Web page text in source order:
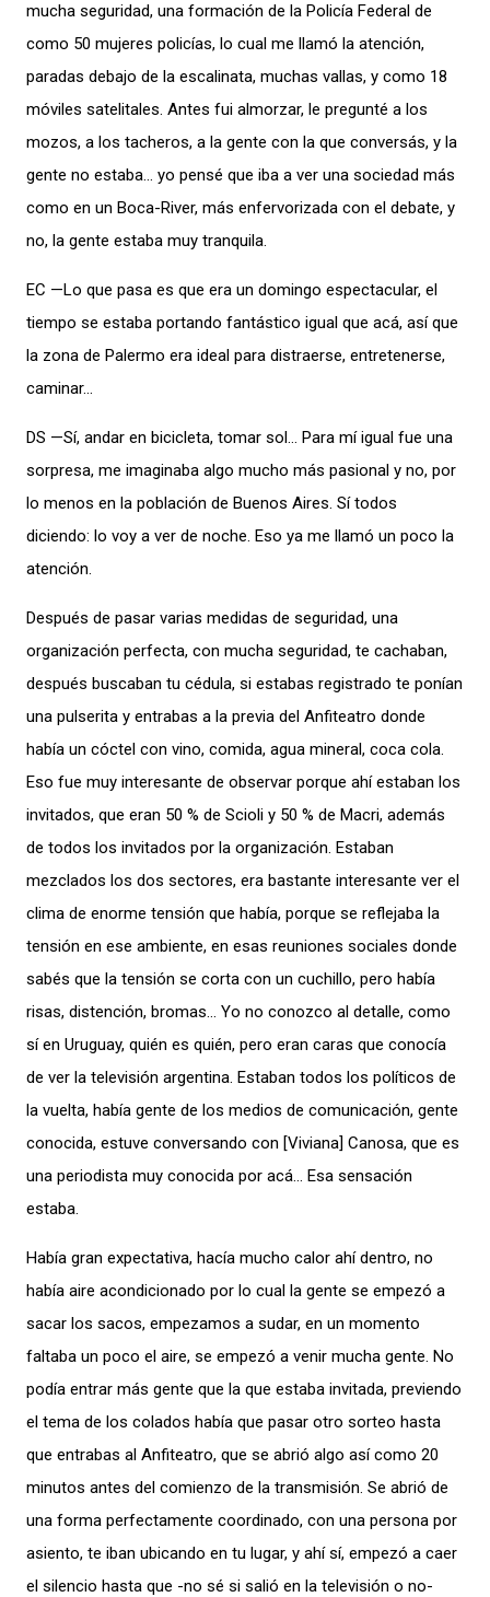
mucha seguridad, una formación de la Policía Federal de
como 50 mujeres policías, lo cual me llamó la atención,
paradas debajo de la escalinata, muchas vallas, y como 18
móviles satelitales. Antes fui almorzar, le pregunté a los
mozos, a los tacheros, a la gente con la que conversás, y la
gente no estaba… yo pensé que iba a ver una sociedad más
como en un Boca-River, más enfervorizada con el debate, y
no, la gente estaba muy tranquila.
EC —Lo que pasa es que era un domingo espectacular, el
tiempo se estaba portando fantástico igual que acá, así que
la zona de Palermo era ideal para distraerse, entretenerse,
caminar…
DS —Sí, andar en bicicleta, tomar sol… Para mí igual fue una
sorpresa, me imaginaba algo mucho más pasional y no, por
lo menos en la población de Buenos Aires. Sí todos
diciendo: lo voy a ver de noche. Eso ya me llamó un poco la
atención.
Después de pasar varias medidas de seguridad, una
organización perfecta, con mucha seguridad, te cachaban,
después buscaban tu cédula, si estabas registrado te ponían
una pulserita y entrabas a la previa del Anfiteatro donde
había un cóctel con vino, comida, agua mineral, coca cola.
Eso fue muy interesante de observar porque ahí estaban los
invitados, que eran 50 % de Scioli y 50 % de Macri, además
de todos los invitados por la organización. Estaban
mezclados los dos sectores, era bastante interesante ver el
clima de enorme tensión que había, porque se reflejaba la
tensión en ese ambiente, en esas reuniones sociales donde
sabés que la tensión se corta con un cuchillo, pero había
risas, distención, bromas… Yo no conozco al detalle, como
sí en Uruguay, quién es quién, pero eran caras que conocía
de ver la televisión argentina. Estaban todos los políticos de
la vuelta, había gente de los medios de comunicación, gente
conocida, estuve conversando con [Viviana] Canosa, que es
una periodista muy conocida por acá… Esa sensación
estaba.
Había gran expectativa, hacía mucho calor ahí dentro, no
había aire acondicionado por lo cual la gente se empezó a
sacar los sacos, empezamos a sudar, en un momento
faltaba un poco el aire, se empezó a venir mucha gente. No
podía entrar más gente que la que estaba invitada, previendo
el tema de los colados había que pasar otro sorteo hasta
que entrabas al Anfiteatro, que se abrió algo así como 20
minutos antes del comienzo de la transmisión. Se abrió de
una forma perfectamente coordinado, con una persona por
asiento, te iban ubicando en tu lugar, y ahí sí, empezó a caer
el silencio hasta que -no sé si salió en la televisión o no-